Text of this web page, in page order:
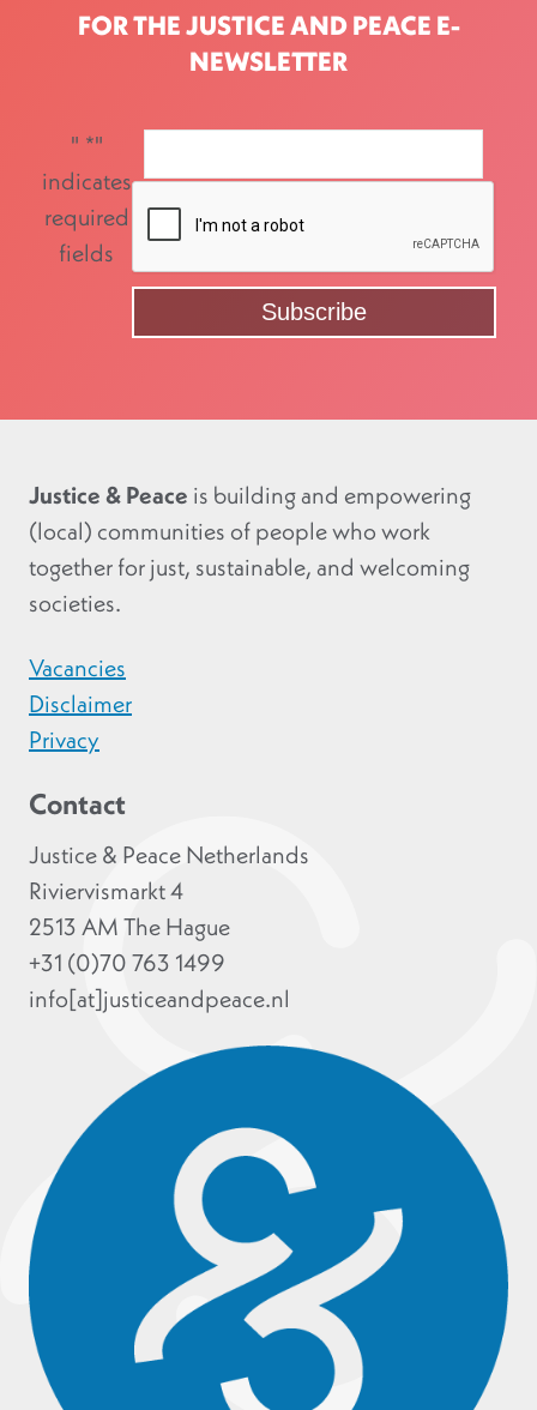
FOR THE JUSTICE AND PEACE E-
NEWSLETTER
" *"
indicates
required
fields
Justice & Peace is building and empowering
(local) communities of people who work
together for just, sustainable, and welcoming
societies.
Vacancies
Disclaimer
Privacy
Contact
Justice & Peace Netherlands
Riviervismarkt 4
2513 AM The Hague
+31 (0)70 763 1499
info[at]justiceandpeace.nl